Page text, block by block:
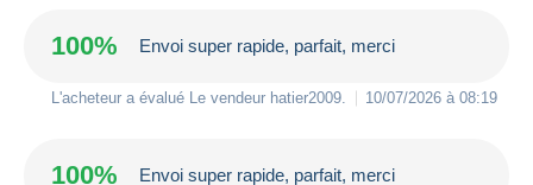
100% Envoi super rapide, parfait, merci
L'acheteur a évalué Le vendeur hatier2009 10/07/2026 à 08:19
100% Envoi super rapide, parfait, merci